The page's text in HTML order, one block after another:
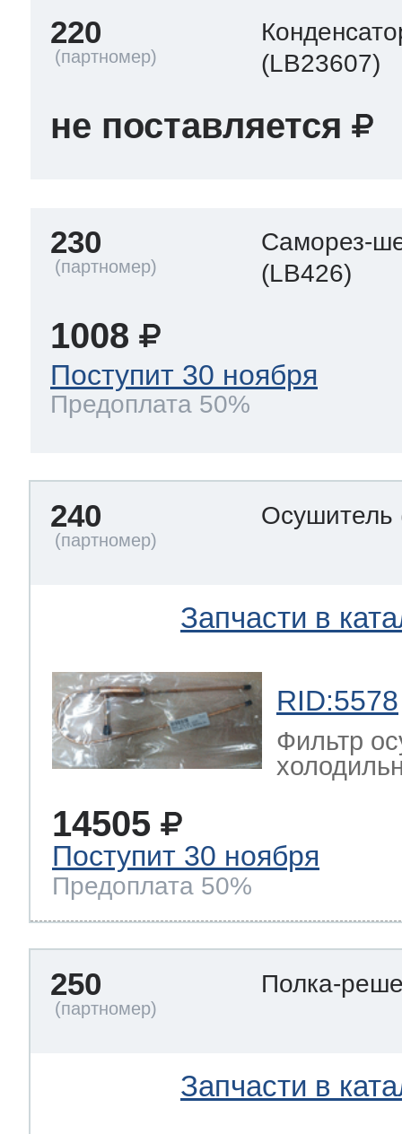
220
(LB23607)
не поставляется
230
Саморез-
(LB426)
1008
Поступит 30 ноября
Предоплата 50%
240 Осушитель
Запчасти в
RID:5578
Фильтр
14505
Поступит 30 ноября
Предоплата 50%
250 Полка-
Запчасти в